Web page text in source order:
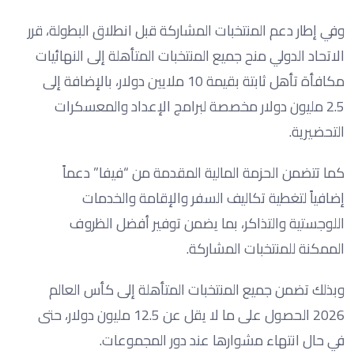
وفي إطار دعم المنتخبات المشاركة قبل انطلاق البطولة، قرر
الاتحاد الدولي منح جميع المنتخبات المتأهلة إلى النهائيات
مكافأة تأهل ثابتة بقيمة 10 ملايين دولار، بالإضافة إلى
2.5 مليون دولار مخصصة لبرامج الإعداد والمعسكرات
التحضيرية.
كما تتضمن الحزمة المالية المقدمة من “فيفا” دعماً
إضافياً لتغطية تكاليف السفر والإقامة والخدمات
اللوجستية والتذاكر، بما يضمن توفير أفضل الظروف
الممكنة للمنتخبات المشاركة.
وبذلك تضمن جميع المنتخبات المتأهلة إلى كأس العالم
2026 الحصول على ما لا يقل عن 12.5 مليون دولار، حتى
في حال انتهاء مشوارها عند دور المجموعات.